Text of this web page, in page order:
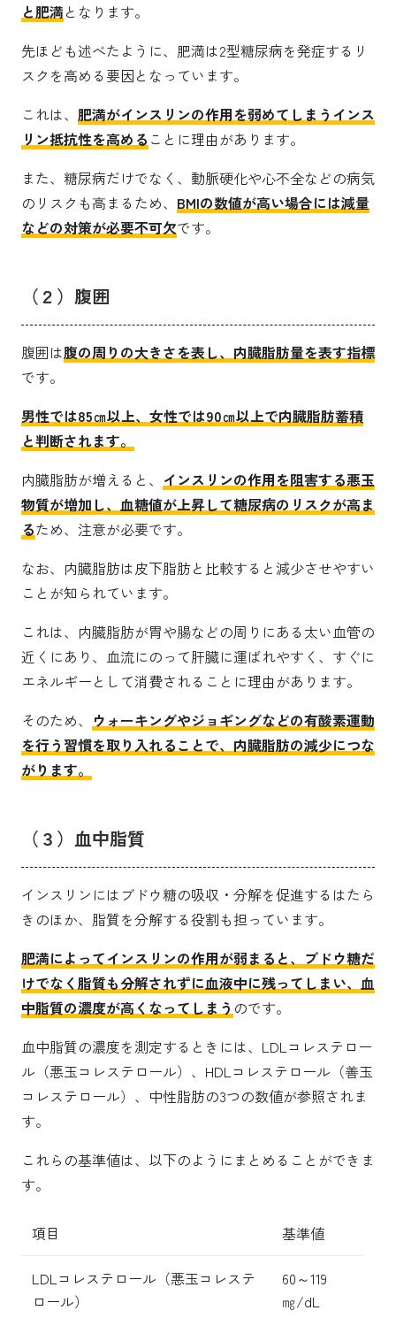
と肥満となります。
先ほども述べたように、肥満は2型糖尿病を発症するリ
スクを高める要因となっています。
これは、 肥満がインスリンの作用を弱めてしまうインス
リン抵抗性を高める ことに理由があります。
また、糖尿病だけでなく、動脈硬化や心不全などの病気
のリスクも高まるため、 BMIの数値が高い場合には減量
などの対策が必要不可欠です。
（２）腹囲
腹囲は腹の周りの大きさを表し、内臓脂肪量を表す指標
です。
男性では85㎝以上、女性では90㎝以上で内臓脂肪蓄積
と判断されます。
内臓脂肪が増えると、 インスリンの作用を阻害する悪玉
物質が増加し、血糖値が上昇して糖尿病のリスクが高ま
るため、注意が必要です。
なお、内臓脂肪は皮下脂肪と比較すると減少させやすい
ことが知られています。
これは、内臓脂肪が胃や腸などの周りにある太い血管の
近くにあり、血流にのって肝臓に運ばれやすく、すぐに
エネルギーとして消費されることに理由があります。
そのため、 ウォーキングやジョギングなどの有酸素運動
を行う習慣を取り入れることで、内臓脂肪の減少につな
がります。
（３）血中脂質
インスリンにはブドウ糖の吸収・分解を促進するはたら
きのほか、脂質を分解する役割も担っています。
肥満によってインスリンの作用が弱まると、ブドウ糖だ
けでなく脂質も分解されずに血液中に残ってしまい、血
中脂質の濃度が高くなってしまう のです。
血中脂質の濃度を測定するときには、LDLコレステロー
ル（悪玉コレステロール）、HDLコレステロール（善玉
コレステロール）、中性脂肪の3つの数値が参照されま
す。
これらの基準値は、以下のようにまとめることができま
す。
項目 基準値
LDLコレステロール（悪玉コレステ
ロール）
60～119
㎎/dL